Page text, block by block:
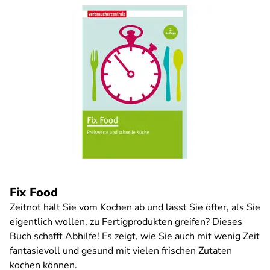
Fix Food
Zeitnot hält Sie vom Kochen ab und lässt Sie öfter, als Sie
eigentlich wollen, zu Fertigprodukten greifen? Dieses
Buch schafft Abhilfe! Es zeigt, wie Sie auch mit wenig Zeit
fantasievoll und gesund mit vielen frischen Zutaten
kochen können.